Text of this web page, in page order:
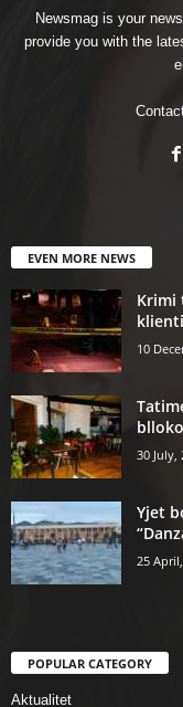
Newsmag is your
provide you with the
EVEN MORE NEWS
Krimi
10
30 July,
Yjet
25
POPULAR CATEGORY
Aktualitet